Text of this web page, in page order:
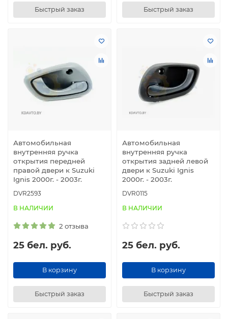
Быстрый заказ Быстрый заказ
Автомобильная
внутренняя ручка
открытия передней
правой двери к Suzuki
Ignis 2000г. - 2003г.
DVR2593
В НАЛИЧИИ
2 отзыва
25 бел. руб.
В корзину
Быстрый заказ
Автомобильная
внутренняя ручка
открытия задней левой
двери к Suzuki Ignis
2000г. - 2003г.
DVR0115
В НАЛИЧИИ
25 бел. руб.
В корзину
Быстрый заказ